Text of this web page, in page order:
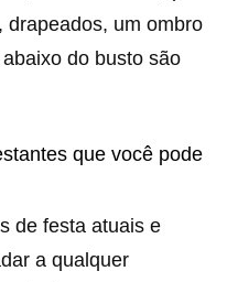
drapeados, um ombro
do busto são
que você pode
de festa atuais e
a qualquer